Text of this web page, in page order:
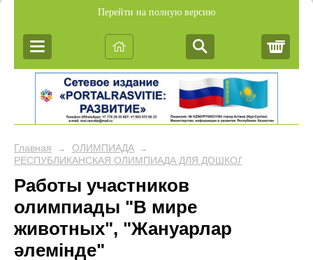
Перейти на полную версию
Главная → ОЛИМПИАДА →
РЕСПУБЛИКАНСКАЯ ОЛИМПИАДА ДЛЯ ДОШКОЛЬНИКОВ
Работы участников
олимпиады "В мире
животных", "Жануарлар
әлемінде"